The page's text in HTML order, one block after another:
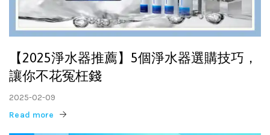
【2025淨水器推薦】5個淨水器選購技巧，
讓你不花冤枉錢
2025-02-09
Read more